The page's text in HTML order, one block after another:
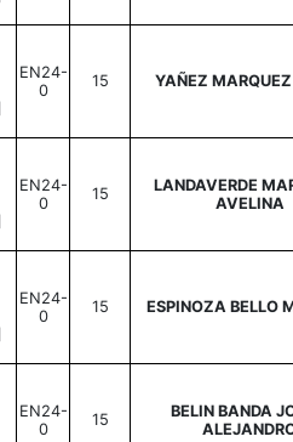
EN24-
0
15 YAÑEZ
EN24-
0
15
LANDAVERDE
AVELINA
EN24-
0
15 ESPINOZA BELLO
EN24-
0
15
BELIN BANDA